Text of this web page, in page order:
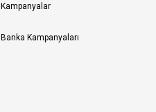
Kampanyalar
Banka Kampanyaları